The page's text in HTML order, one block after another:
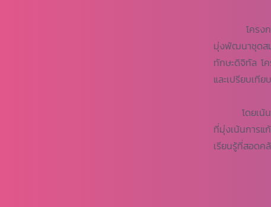
โครงการวิ
มุ่งพัฒนาชุดส
ทักษะดิจิทัล โ
และเปรียบเที
โดยเน้นกา
ที่มุ่งเน้นการแ
เรียนรู้ที่สอดค